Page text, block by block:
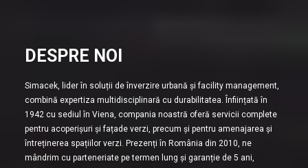
DESPRE NOI
Simacek, lider în soluții de înverzire urbană și facility management,
combină expertiza multidisciplinară cu durabilitatea. Înființată în
1942 cu sediul în Viena, compania noastră oferă servicii complete
pentru acoperișuri și fațade verzi, precum și pentru amenajarea și
întreținerea spațiilor verzi. Prezenți în România din 2010, ne
mândrim cu parteneriate pe termen lung și garanție de 5 ani,